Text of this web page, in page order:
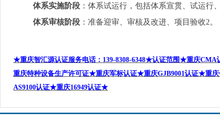
体系实施阶段 ：体系试运行，包括体系宣贯、试运行
体系审核阶段 ：准备迎审、审核及改进、项目验收2。
★重庆智汇源认证服务电话： 139-8308-6348★认证范围★重庆CMA
重庆特种设备生产许可证★重庆军标认证★重庆GJB9001认证★重
AS9100认证★重庆16949认证★